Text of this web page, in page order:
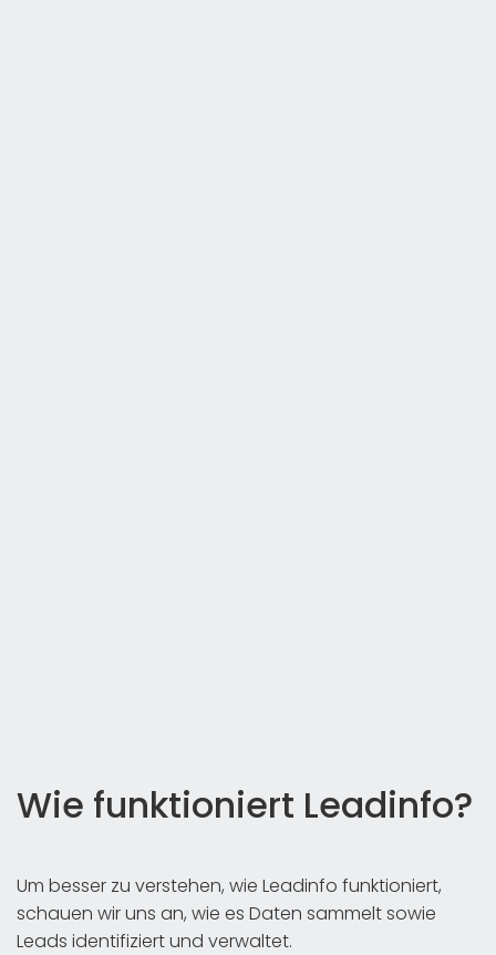
Wie funktioniert Leadinfo?
Um besser zu verstehen, wie Leadinfo funktioniert,
schauen wir uns an, wie es Daten sammelt sowie
Leads identifiziert und verwaltet.